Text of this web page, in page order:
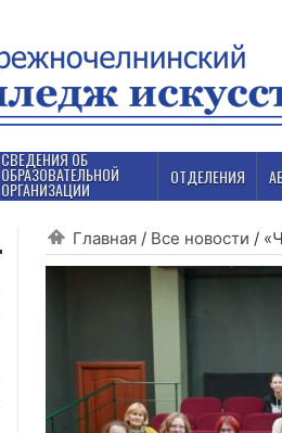
СВЕДЕНИЯ ОБ
ОБРАЗОВАТЕЛЬНОЙ
ОРГАНИЗАЦИИ
ОТДЕЛЕНИЯ
Главная / Все новости /